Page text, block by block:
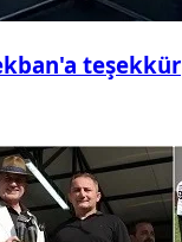
teşekkür